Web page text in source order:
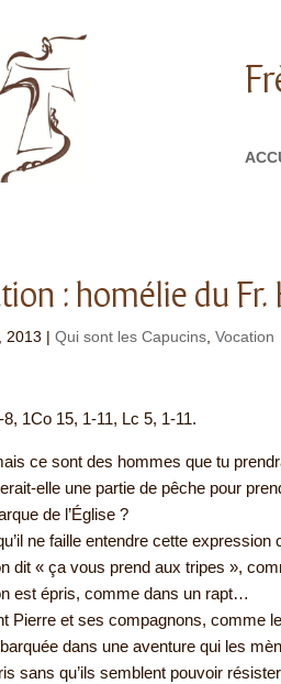
: homélie du
2013 |Qui sont les Capucins ,Vocation
1Co 15, 1-11, Lc 5, 1-11.
ce sont des hommes que tu
elle une partie de pêche pour
de l’Église ?
ne faille entendre cette
dit « ça vous prend aux tripes »,
est épris, comme dans un rapt…
Pierre et ses compagnons, comme
dans une aventure qui les
sans qu’ils semblent pouvoir